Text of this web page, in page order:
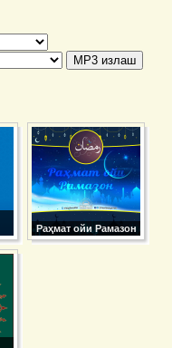
Раҳмат ойи Рамазон